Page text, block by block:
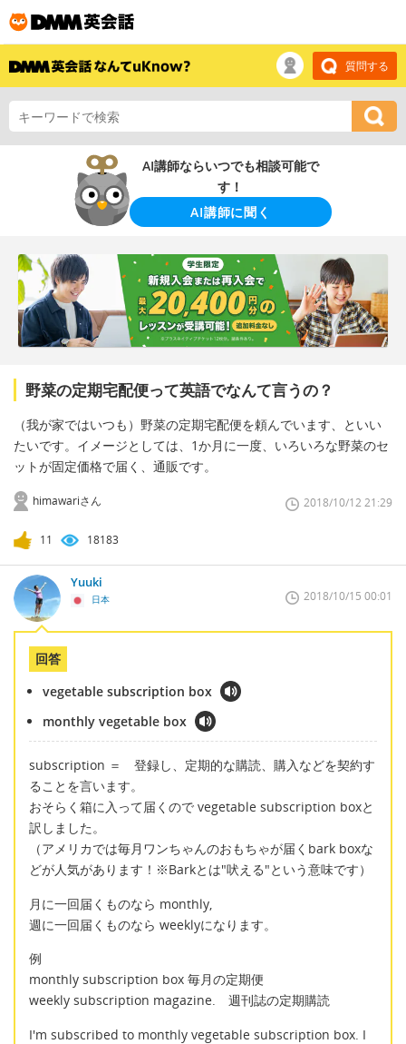
質問する
AI講師ならいつでも相談可能で
す！
AI講師に聞く
野菜の定期宅配便って英語でなんて言うの？
（我が家ではいつも）野菜の定期宅配便を頼んでいます、といい
たいです。イメージとしては、1か月に一度、いろいろな野菜のセ
ットが固定価格で届く、通販です。
himawariさん 2018/10/12 21:29
11 18183
Yuuki
日本 2018/10/15 00:01
回答
vegetable subscription box
monthly vegetable box
subscription ＝ 登録し、定期的な購読、購入などを契約す
ることを言います。
おそらく箱に入って届くので vegetable subscription boxと
訳しました。
（アメリカでは毎月ワンちゃんのおもちゃが届くbark boxな
どが人気があります！※Barkとは"吠える"という意味です）
月に一回届くものなら monthly,
週に一回届くものなら weeklyになります。
例
monthly subscription box 毎月の定期便
weekly subscription magazine. 週刊誌の定期購読
I'm subscribed to monthly vegetable subscription box. I